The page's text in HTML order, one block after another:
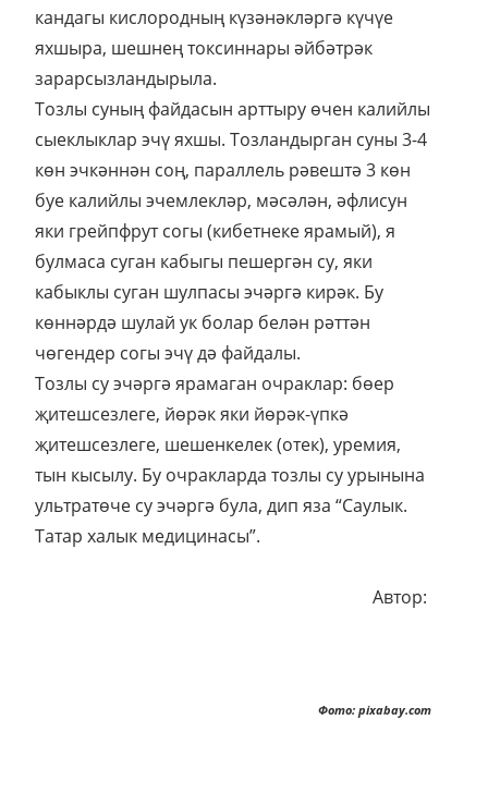
кандагы кислородның күзәнәкләргә күчүе
яхшыра, шешнең токсиннары әйбәтрәк
зарарсызландырыла.
Тозлы суның файдасын арттыру өчен калийлы
сыеклыклар эчү яхшы. Тозландырган суны 3-4
көн эчкәннән соң, параллель рәвештә 3 көн
буе калийлы эчемлекләр, мәсәлән, әфлисун
яки грейпфрут согы (кибетнеке ярамый), я
булмаса суган кабыгы пешергән су, яки
кабыклы суган шулпасы эчәргә кирәк. Бу
көннәрдә шулай ук болар белән рәттән
чөгендер согы эчү дә файдалы.
Тозлы су эчәргә ярамаган очраклар: бөер
җитешсезлеге, йөрәк яки йөрәк-үпкә
җитешсезлеге, шешенкелек (отек), уремия,
тын кысылу. Бу очракларда тозлы су урынына
ультратөче су эчәргә була, дип яза “Саулык.
Татар халык медицинасы”.
Автор:
Фото: pixabay.com